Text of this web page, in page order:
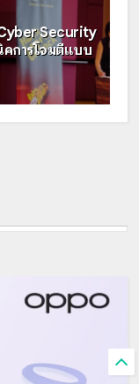
Security
คการโจมตีแบบ